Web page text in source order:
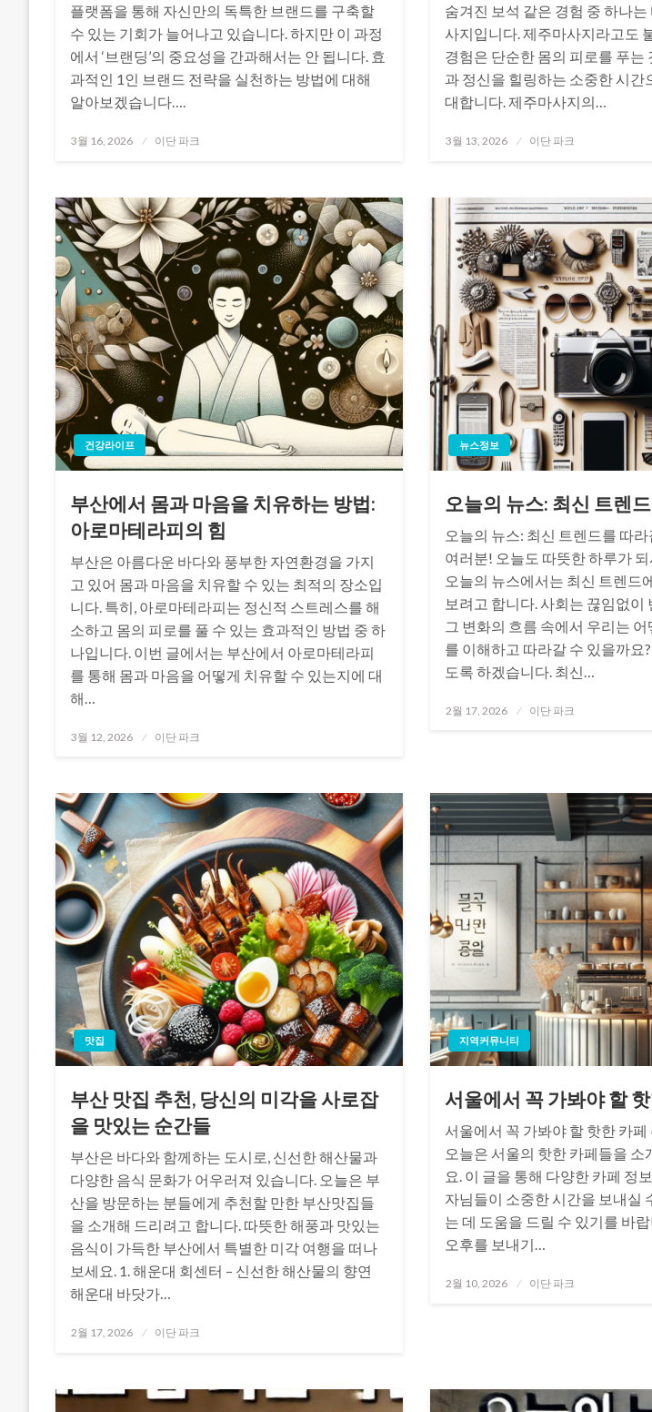
플랫폼을 통해 자신만의 독특한 브랜드를 구축할
수 있는 기회가 늘어나고 있습니다. 하지만 이 과정
에서 ‘브랜딩’의 중요성을 간과해서는 안 됩니다. 효
과적인 1인 브랜드 전략을 실천하는 방법에 대해
알아보겠습니다….
Posted
3월 16, 2026 이단 파크
숨겨진 보석 같은 경험 중 하나
사지입니다. 제주마사지라고도
경험은 단순한 몸의 피로를 푸는
과 정신을 힐링하는 소중한 시간
대합니다. 제주마사지의…
Posted
3월 13, 2026 이단 파크
건강라이프
부산에서 몸과 마음을 치유하는 방법:
아로마테라피의 힘
부산은 아름다운 바다와 풍부한 자연환경을 가지
고 있어 몸과 마음을 치유할 수 있는 최적의 장소입
니다. 특히, 아로마테라피는 정신적 스트레스를 해
소하고 몸의 피로를 풀 수 있는 효과적인 방법 중 하
나입니다. 이번 글에서는 부산에서 아로마테라피
를 통해 몸과 마음을 어떻게 치유할 수 있는지에 대
해…
Posted
3월 12, 2026 이단 파크
뉴스정보
오늘의 뉴스: 최신 트렌
오늘의 뉴스: 최신 트렌드를 따라
여러분! 오늘도 따뜻한 하루가
오늘의 뉴스에서는 최신 트렌드
보려고 합니다. 사회는 끊임없이
그 변화의 흐름 속에서 우리는
를 이해하고 따라갈 수 있을까요
도록 하겠습니다. 최신…
Posted
2월 17, 2026 이단 파크
맛집
부산 맛집 추천, 당신의 미각을 사로잡
을 맛있는 순간들
부산은 바다와 함께하는 도시로, 신선한 해산물과
다양한 음식 문화가 어우러져 있습니다. 오늘은 부
산을 방문하는 분들에게 추천할 만한 부산맛집들
을 소개해 드리려고 합니다. 따뜻한 해풍과 맛있는
음식이 가득한 부산에서 특별한 미각 여행을 떠나
보세요. 1. 해운대 회센터 – 신선한 해산물의 향연
해운대 바닷가…
Posted
2월 17, 2026 이단 파크
지역커뮤니티
서울에서 꼭 가봐야 할
서울에서 꼭 가봐야 할 핫한 카
오늘은 서울의 핫한 카페들을 소
요. 이 글을 통해 다양한 카페 정
자님들이 소중한 시간을 보내실
는 데 도움을 드릴 수 있기를 바
오후를 보내기…
Posted
2월 10, 2026 이단 파크